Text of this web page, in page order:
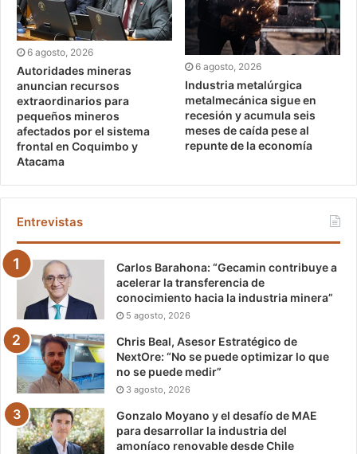
6 agosto, 2026
Autoridades mineras
anuncian recursos
extraordinarios para
pequeños mineros
afectados por el sistema
frontal en Coquimbo y
Atacama
6 agosto, 2026
Industria metalúrgica
metalmecánica sigue en
recesión y acumula seis
meses de caída pese al
repunte de la economía
Entrevistas
Carlos Barahona: “Gecamin contribuye a
acelerar la transferencia de
conocimiento hacia la industria minera”
5 agosto, 2026
Chris Beal, Asesor Estratégico de
NextOre: “No se puede optimizar lo que
no se puede medir”
3 agosto, 2026
Gonzalo Moyano y el desafío de MAE
para desarrollar la industria del
amoníaco renovable desde Chile